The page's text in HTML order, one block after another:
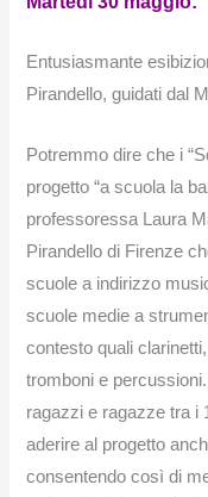
Entusiasmante
Pirandello, guidati dal
Potremmo dire che i
progetto “a scuola la
professoressa Laura
Pirandello di Firenze
scuole a indirizzo
scuole medie a
contesto quali
tromboni e
ragazzi e ragazze tra i
aderire al progetto
consentendo così di